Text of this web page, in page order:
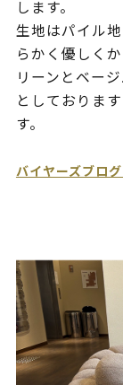
します。
生地はパイル
らかく優しく
リーンとベー
としておりま
す。
バイヤーズブロ